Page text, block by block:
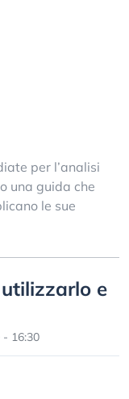
per l’analisi
una guida che
le sue
e
- 16:30